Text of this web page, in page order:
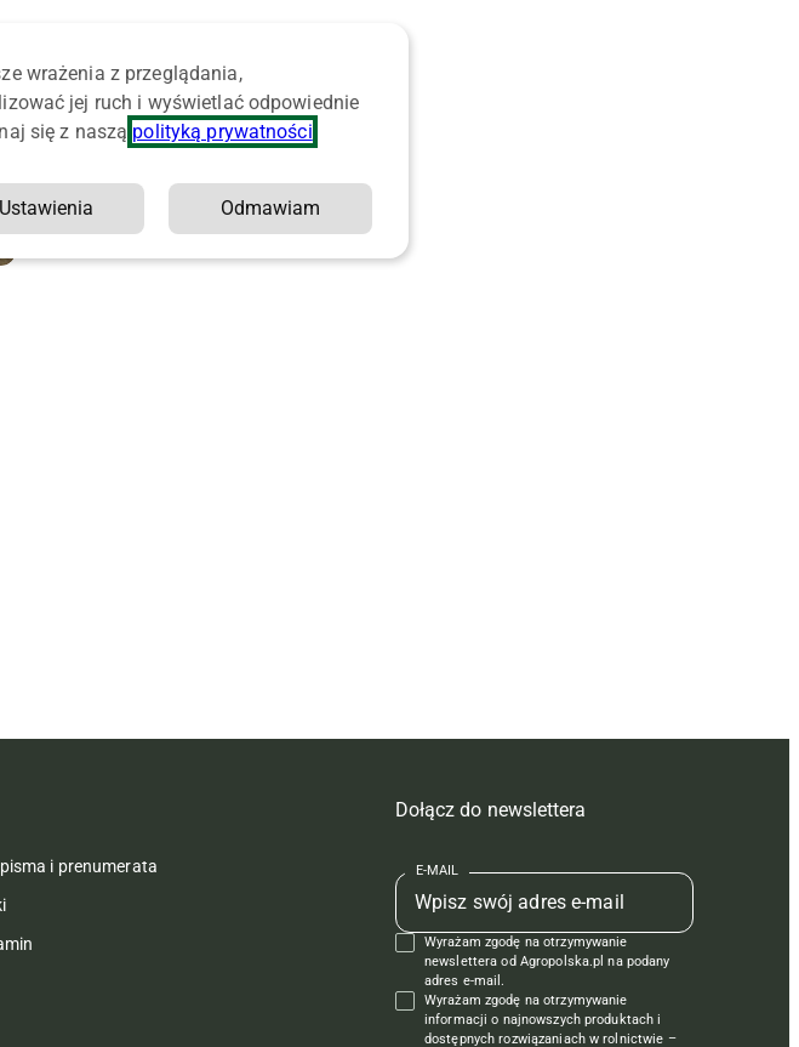
i prenumerata
Dołącz do newslettera
E-MAIL
Wyrażam zgodę na otrzymywanie
newslettera od Agropolska.pl na podany
adres e-mail.
Wyrażam zgodę na otrzymywanie
informacji o najnowszych produktach i
dostępnych rozwiązaniach w rolnictwie –
wrażenia z przeglądania,
jej ruch i wyświetlać odpowiednie
się z naszą polityką prywatności
Ustawienia Odmawiam